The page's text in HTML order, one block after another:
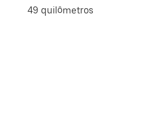
49 quilômetros